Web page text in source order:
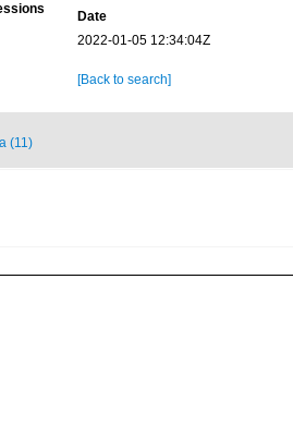
Date
2022-01-05 12:34:04Z
[Back to search]
(11)